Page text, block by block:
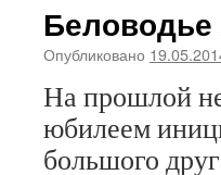
Беловодье
Опубликовано
На прошлой
юбилеем
большого